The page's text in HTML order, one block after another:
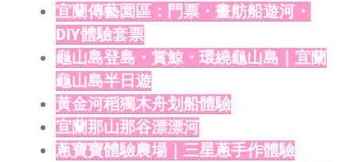
宜蘭傳藝園區：門票・畫舫船遊河・
DIY體驗套票
龜山島登島・賞鯨・環繞龜山島｜宜蘭
龜山島半日遊
黃金河稻獨木舟划船體驗
宜蘭那山那谷漂漂河
蔥寶寶體驗農場｜三星蔥手作體驗